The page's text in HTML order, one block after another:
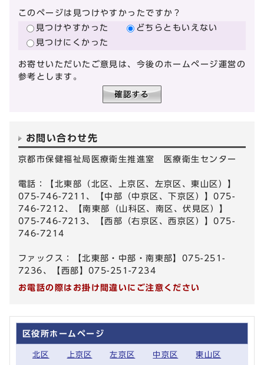
このページは見つけやすかったですか？
見つけやすかった
どちらともいえない
見つけにくかった
お寄せいただいたご意見は、今後のホームページ運営の
参考とします。
お問い合わせ先
京都市保健福祉局医療衛生推進室 医療衛生センター
電話：【北東部（北区、上京区、左京区、東山区）】
075-746-7211、【中部（中京区、下京区）】075-
746-7212、【南東部（山科区、南区、伏見区）】
075-746-7213、【西部（右京区、西京区）】075-
746-7214
ファックス：【北東部・中部・南東部】075-251-
7236、【西部】075-251-7234
お電話の際はお掛け間違いにご注意ください
区役所ホームページ
北区 上京区 左京区 中京区 東山区